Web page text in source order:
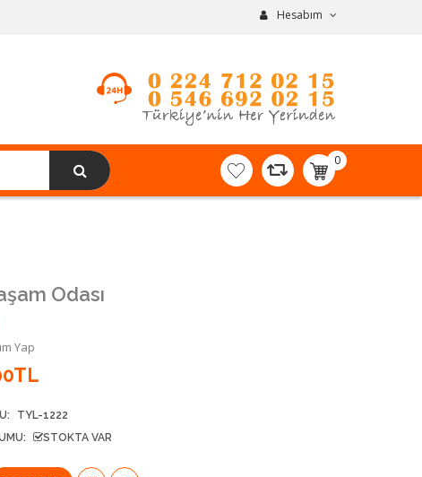
Hesabım
0
item(s)
-
Odası
Yap
TYL-1222
STOKTA VAR